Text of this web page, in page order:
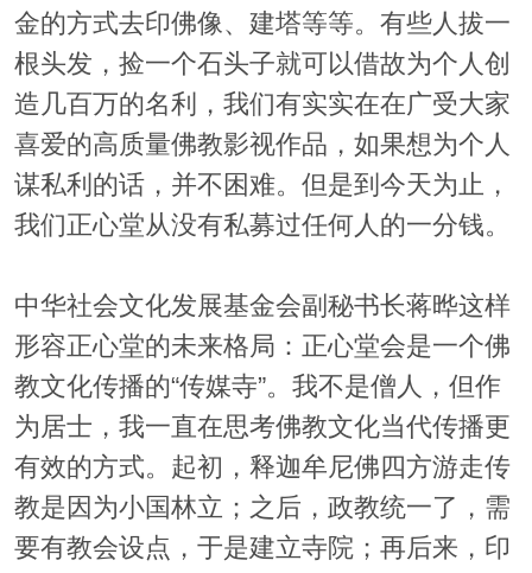
金的方式去印佛像、建塔等等。有些人拔一
根头发，捡一个石头子就可以借故为个人创
造几百万的名利，我们有实实在在广受大家
喜爱的高质量佛教影视作品，如果想为个人
谋私利的话，并不困难。但是到今天为止，
我们正心堂从没有私募过任何人的一分钱。
中华社会文化发展基金会副秘书长蒋晔这样
形容正心堂的未来格局：正心堂会是一个佛
教文化传播的“传媒寺”。我不是僧人，但作
为居士，我一直在思考佛教文化当代传播更
有效的方式。起初，释迦牟尼佛四方游走传
教是因为小国林立；之后，政教统一了，需
要有教会设点，于是建立寺院；再后来，印